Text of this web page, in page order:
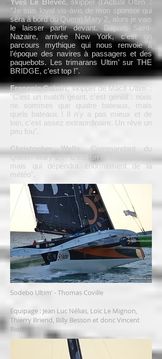
Yves Le Blévec, skipper d'Actual Ultim' :
"Je suis loyal vis-àvis de mon sponsor qui
sera à bord du Quenn Mary 2, alors je vais
le laisser partir devant. Départ Saint-
Nazaire, arrivée New York, c’est un
parcours mythique qui nous renvoie à
l’époque des navires à passagers et des
paquebots. Les trimarans Ultim’ sur THE
BRIDGE, c’est top !".
François Gabart, skipper de Macif Ultim' :
"C'est un match géant, c'est génial : nous
ne sommes que quatre bateaux, mais
quels bateaux ! Il n'y a pas mieux et de
loin, c'est assez extraordinaire. Un rêve un
peu fou".
Christopher Wells, Commandant du
Queen Mary 2 : "C'est un défi intéressant
mais qui dépendra énormément de la
météo".
Sodebo Ultim' - Thomas Coville
Equipage : Jean Luc Nélias, Loïc Le Mignon,
Thierry Briend, Billy Besson et donc Vincent
Riou.